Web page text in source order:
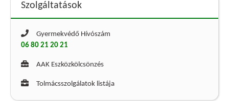
Szolgáltatások
Gyermekvédő Hívószám
06 80 21 20 21
AAK Eszközkölcsönzés
Tolmácsszolgálatok listája